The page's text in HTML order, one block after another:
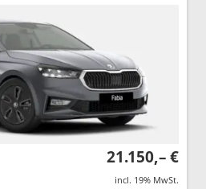
21.150,– €
incl. 19% MwSt.